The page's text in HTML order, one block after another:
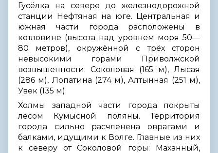
Гусёлка на севере до железнодорожной
станции Нефтяная на юге. Центральная и
южная части города расположены в
котловине (высота над уровнем моря 50—
80 метров), окружённой с трёх сторон
невысокими горами Приволжской
возвышенности: Соколовая (165 м), Лысая
(286 м), Лопатина (274 м), Алтынная (251 м),
Увек (135 м).
Холмы западной части города покрыты
лесом Кумысной поляны. Территория
города сильно расчленена оврагами и
балками, идущими к Волге. Главные из них
к северу от Соколовой горы: Маханный,